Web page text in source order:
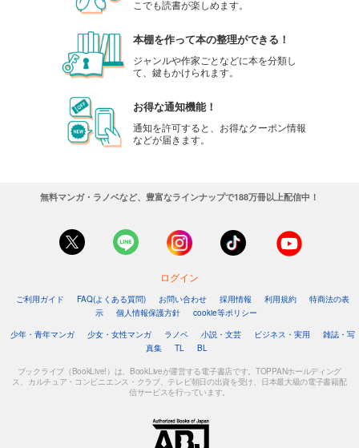
こでも読書が楽しめます。
本棚を作って本の整理ができる！
ジャンルや作家ごとなどに本を分類し
て、鍵もかけられます。
お得な通知機能！
通知を許可すると、お得なクーポン情報
などが届きます。
無料マンガ・ラノベなど、豊富なラインナップで188万冊以上配信中！
ログイン
ご利用ガイド FAQ(よくある質問) お問い合わせ 採用情報 利用規約
特商法の表
示
個人情報保護方針
cookie等ポリシー
少年・青年マンガ
少女・女性マンガ ラノベ 小説・文芸 ビジネス・実用
雑誌・写
真集
TL BL
ブックライブ（BookLive!）は、BookLiveが運営する電子書店です。TOPPANホールディング
ス、カルチュア・コンビニエンス・クラブ、テレビ朝日の出資を受け、日本最大級の電子書籍配
信サービスを行っています。